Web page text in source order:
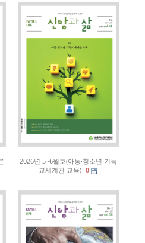
2026년 5~6월호(아동·청소년 기독
교세계관 교육)
0